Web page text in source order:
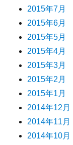
2015年7月
2015年6月
2015年5月
2015年4月
2015年3月
2015年2月
2015年1月
2014年12月
2014年11月
2014年10月